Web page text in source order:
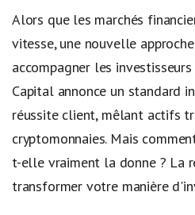
Alors que les marchés
vitesse, une nouvelle
accompagner les
Capital annonce un standard
réussite client, mêlant actifs
cryptomonnaies. Mais
t-elle vraiment la donne ? La
transformer votre manière